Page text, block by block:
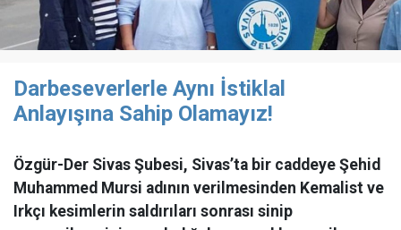
Darbeseverlerle Aynı İstiklal
Anlayışına Sahip Olamayız!
Özgür-Der Sivas Şubesi, Sivas’ta bir caddeye Şehid
Muhammed Mursi adının verilmesinden Kemalist ve
Irkçı kesimlerin saldırıları sonrası sinip